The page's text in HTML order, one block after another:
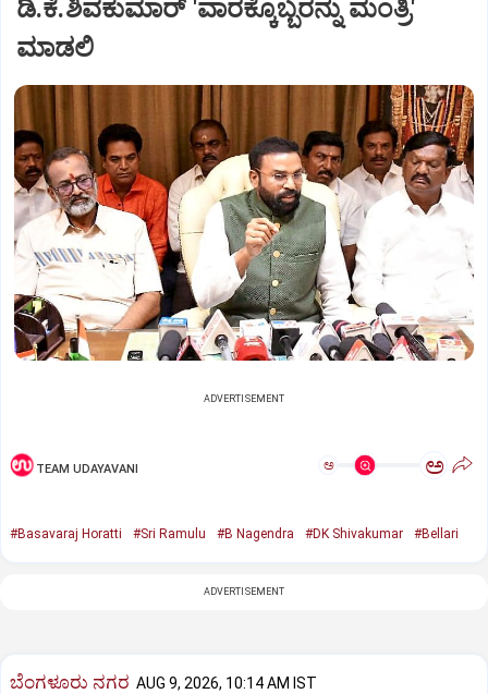
ಡಿ.ಕೆ.ಶಿವಕುಮಾರ್ 'ವಾರಕ್ಕೊಬ್ಬರನ್ನು ಮಂತ್ರಿ'
ಮಾಡಲಿ
ADVERTISEMENT
TEAM UDAYAVANI ಅ ಅ
#Basavaraj Horatti #Sri Ramulu #B Nagendra #DK Shivakumar #Bellari
ADVERTISEMENT
ಬೆಂಗಳೂರು ನಗರ AUG 9, 2026, 10:14 AM IST